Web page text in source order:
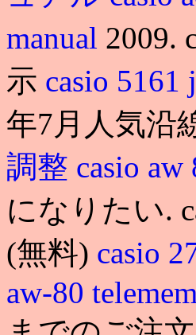
manual 2009.
示 casio 5161
年7月人気沿
調整 casio
になりたい.
(無料) casio
aw-80